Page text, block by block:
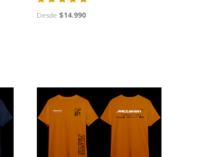
Desde $14.990